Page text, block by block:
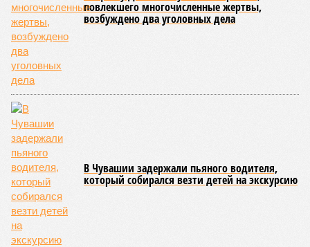
Представители ведомства отметили, что оперативное
принятие указанных мер позволило избежать
возникновения массовых инфекционных заболеваний
среди детей, находившихся в оздоровительных
учреждениях.
Помимо этого, специалистами проводился лабораторный
контроль качества воды и готовой продукции: из всех
отобранных проб воды в двух случаях (что составило
1,9%) были зафиксированы отклонения по
микробиологическим показателям; также одно готовое
блюдо не соответствовало установленным нормам по
показателю калорийности.
Все лагеря перед началом работы смен прошли
обязательную обработку территорий против клещей,